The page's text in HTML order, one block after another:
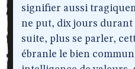
signifier aussi
ne put, dix jours durant
suite, plus se parler,
ébranle le bien